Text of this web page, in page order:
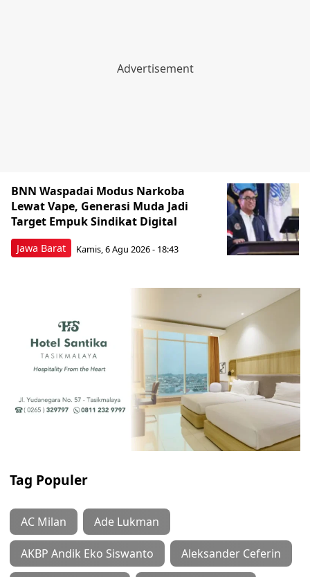
Jawa Barat
BNN Waspadai Modus Narkoba
Lewat Vape, Generasi Muda Jadi
Target Empuk Sindikat Digital
Kamis, 6 Agu 2026 - 18:43
Tag Populer
AC Milan Ade Lukman
AKBP Andik Eko Siswanto Aleksander Ceferin